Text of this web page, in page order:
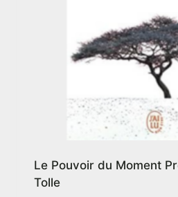
Le Pouvoir du Moment
Tolle